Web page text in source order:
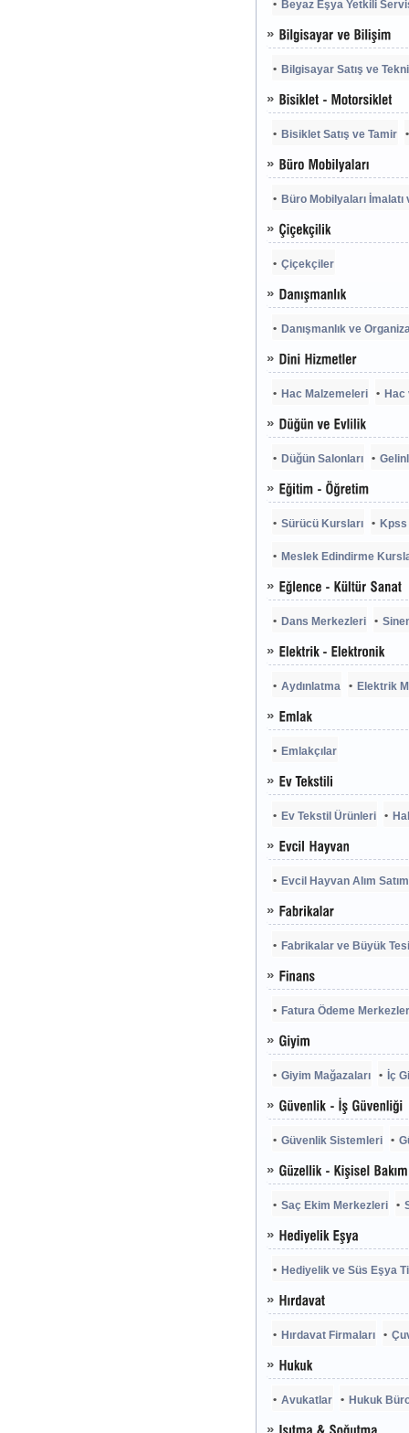
Beyaz Eşya Yetkili
Bilgisayar Satış ve
Bisiklet Satış ve Tamir
Büro Mobilyaları
Çiçekçiler
Danışmanlık ve
Hac Malzemeleri Hac
Düğün Salonları
Sürücü Kursları Kpss
Meslek Edindirme
Dans Merkezleri
Aydınlatma Elektrik
Emlakçılar
Ev Tekstil Ürünleri
Evcil Hayvan Alım
Fabrikalar ve Büyük
Fatura Ödeme
Giyim Mağazaları İç
Güvenlik Sistemleri
Saç Ekim Merkezleri
Hediyelik ve Süs Eşya
Hırdavat Firmaları
Avukatlar Hukuk